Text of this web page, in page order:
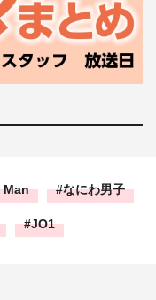
Man なにわ男子
JO1